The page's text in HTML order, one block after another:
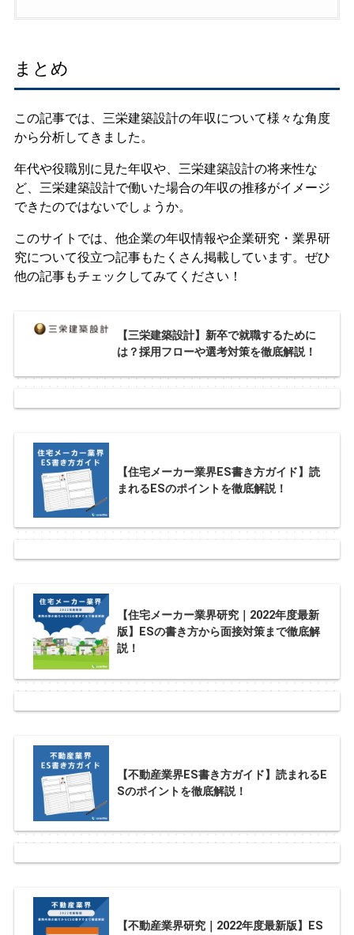
まとめ
この記事では、三栄建築設計の年収について様々な角度
から分析してきました。
年代や役職別に見た年収や、三栄建築設計の将来性な
ど、三栄建築設計で働いた場合の年収の推移がイメージ
できたのではないでしょうか。
このサイトでは、他企業の年収情報や企業研究・業界研
究について役立つ記事もたくさん掲載しています。ぜひ
他の記事もチェックしてみてください！
【三栄建築設計】新卒で就職するために
は？採用フローや選考対策を徹底解説！
【住宅メーカー業界ES書き方ガイド】読
まれるESのポイントを徹底解説！
【住宅メーカー業界研究｜2022年度最新
版】ESの書き方から面接対策まで徹底解
説！
【不動産業界ES書き方ガイド】読まれるE
Sのポイントを徹底解説！
【不動産業界研究｜2022年度最新版】ES